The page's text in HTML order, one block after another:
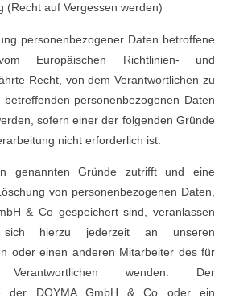
auf Vergessen werden)
personenbezogener Daten betroffene
Europäischen Richtlinien- und
Recht, von dem Verantwortlichen zu
personenbezogenen Daten
sofern einer der folgenden Gründe
nicht erforderlich ist:
genannten Gründe zutrifft und eine
von personenbezogenen Daten,
& Co gespeichert sind, veranlassen
hierzu jederzeit an unseren
oder einen anderen Mitarbeiter des für
wenden. Der
der DOYMA GmbH & Co oder ein